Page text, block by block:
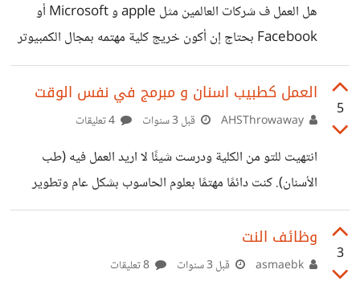
هل العمل ف شركات العالمين مثل apple و Microsoft أو
Facebook بحتاج إن أكون خريج كلية مهتمه بمجال الكمبيوتر
أو قد أعمل فيها مثلا التعليم الذاتي والكورسات ولا أفقد الامل ف
ده
5
العمل كطبيب اسنان و مبرمج في نفس الوقت
قبل 3 سنوات
انتهيت للتو من الكلية ودرست شيئًا لا اريد العمل فيه (طب
الأسنان). كنت دائمًا مهتمًا بعلوم الحاسوب بشكل عام وتطوير
الويب بشكل خاص ، ومع ذلك ، نظرًا لأنني لا يمكنني الانتقال
بشكل كامل للمجال و ترك عملي (على الاقل في البداية) ،
فسأحتاج إلى العمل في مجالي على الأقل في البداية. هل من
3
وظائف النت
قبل 3 سنوات